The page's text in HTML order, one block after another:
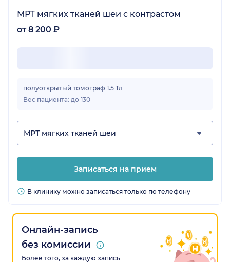
МРТ мягких тканей шеи с контрастом
от 8 200 ₽
полуоткрытый томограф 1.5 Тл
Вес пациента: до 130
МРТ мягких тканей шеи
Записаться на прием
В клинику можно записаться только по телефону
Онлайн-запись
без комиссии
Более того, за каждую запись